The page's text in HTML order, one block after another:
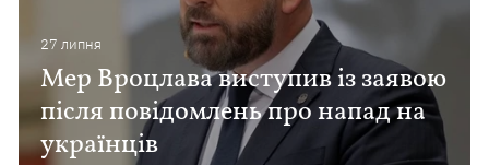
27 липня
Мер Вроцлава виступив із заявою
після повідомлень про напад на
українців